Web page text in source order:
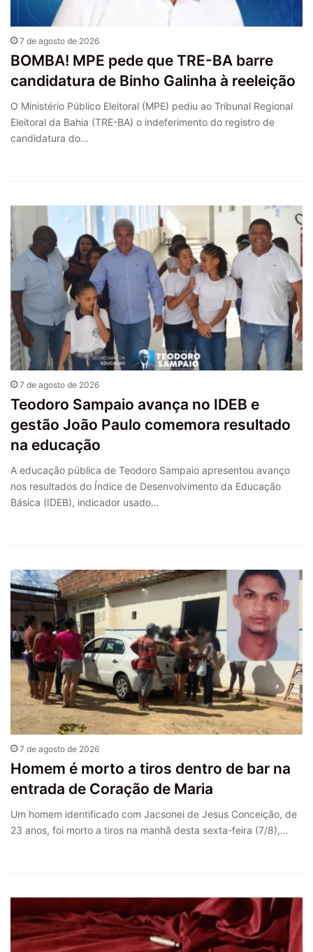
7 de agosto de 2026
BOMBA! MPE pede que TRE-BA barre
candidatura de Binho Galinha à reeleição
O Ministério Público Eleitoral (MPE) pediu ao Tribunal Regional
Eleitoral da Bahia (TRE-BA) o indeferimento do registro de
candidatura do…
7 de agosto de 2026
Teodoro Sampaio avança no IDEB e
gestão João Paulo comemora resultado
na educação
A educação pública de Teodoro Sampaio apresentou avanço
nos resultados do Índice de Desenvolvimento da Educação
Básica (IDEB), indicador usado…
7 de agosto de 2026
Homem é morto a tiros dentro de bar na
entrada de Coração de Maria
Um homem identificado com Jacsonei de Jesus Conceição, de
23 anos, foi morto a tiros na manhã desta sexta-feira (7/8),…